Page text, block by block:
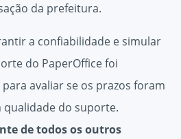
da prefeitura.
a confiabilidade e simular
do PaperOffice foi
avaliar se os prazos foram
qualidade do suporte.
de todos os outros